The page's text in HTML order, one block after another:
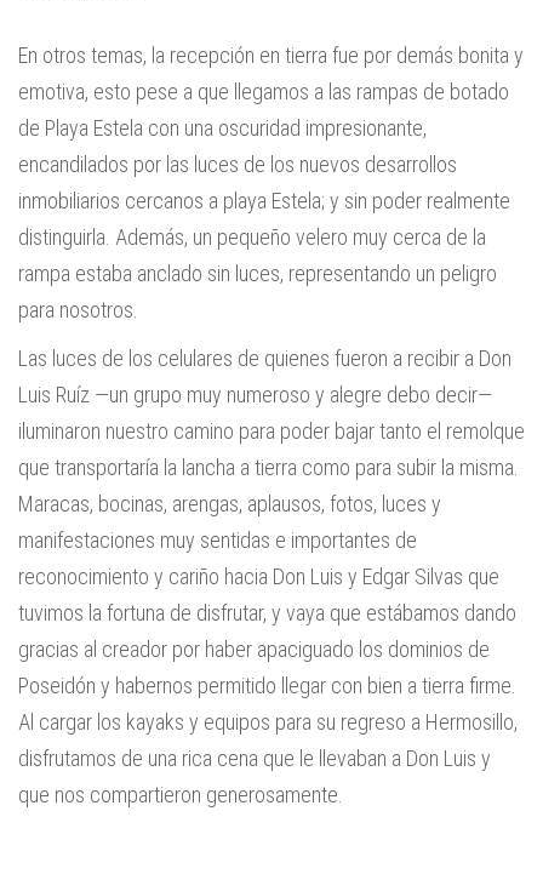
En otros temas, la recepción en tierra fue por demás bonita y
emotiva, esto pese a que llegamos a las rampas de botado
de Playa Estela con una oscuridad impresionante,
encandilados por las luces de los nuevos desarrollos
inmobiliarios cercanos a playa Estela; y sin poder realmente
distinguirla. Además, un pequeño velero muy cerca de la
rampa estaba anclado sin luces, representando un peligro
para nosotros.
Las luces de los celulares de quienes fueron a recibir a Don
Luis Ruíz —un grupo muy numeroso y alegre debo decir—
iluminaron nuestro camino para poder bajar tanto el remolque
que transportaría la lancha a tierra como para subir la misma.
Maracas, bocinas, arengas, aplausos, fotos, luces y
manifestaciones muy sentidas e importantes de
reconocimiento y cariño hacia Don Luis y Edgar Silvas que
tuvimos la fortuna de disfrutar, y vaya que estábamos dando
gracias al creador por haber apaciguado los dominios de
Poseidón y habernos permitido llegar con bien a tierra firme.
Al cargar los kayaks y equipos para su regreso a Hermosillo,
disfrutamos de una rica cena que le llevaban a Don Luis y
que nos compartieron generosamente.